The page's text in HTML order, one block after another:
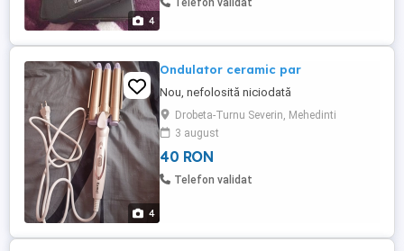
4
Telefon validat
4
Ondulator ceramic par
Nou, nefolosită niciodată
Drobeta-Turnu Severin, Mehedinti
3 august
40 RON
Telefon validat